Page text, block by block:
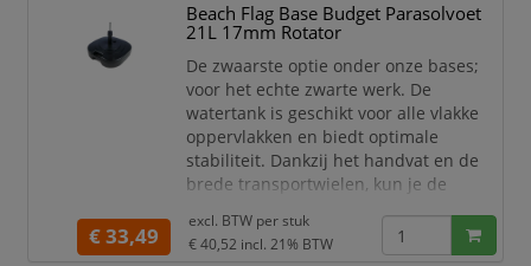
een diameter van 17 mm en is geschikt
voor de Beach Flag Budget.
Geschikt voor binnen
Beach Flag Base Budget Parasolvoet
21L 17mm Rotator
De zwaarste optie onder onze bases;
voor het echte zwarte werk. De
watertank is geschikt voor alle vlakke
oppervlakken en biedt optimale
stabiliteit. Dankzij het handvat en de
brede transportwielen, kun je de
de gewenste locatie, zelfs als deze met
water is gevuld!
€ 33,49
excl. BTW perstuk
€ 40,52 incl. 21% BTW